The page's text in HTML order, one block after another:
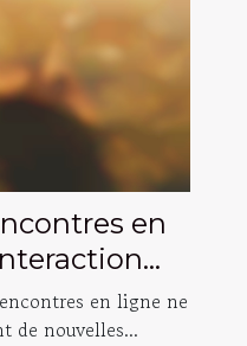
en
?
en ligne ne
de nouvelles...